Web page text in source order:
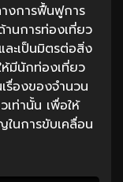
งการฟื้นฟูการ
นการท่องเที่ยว
ละเป็นมิตรต่อสิ่ง
มีนักท่องเที่ยว
รื่องของจำนวน
ท่านั้น เพื่อให้
นการขับเคลื่อน